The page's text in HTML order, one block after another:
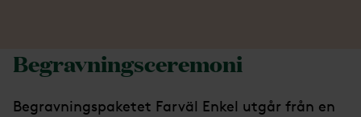
Begravningsceremoni
Begravningspaketet Farväl Enkel utgår från en